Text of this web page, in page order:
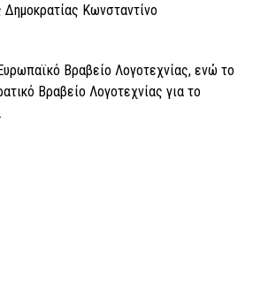
Κωνσταντίνο
Βραβείο Λογοτεχνίας, ενώ το
Βραβείο Λογοτεχνίας για το